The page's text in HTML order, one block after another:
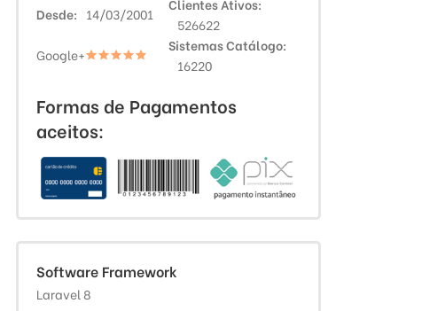
Desde 14/03/2001
Clientes Ativos
526622
Google+
Sistemas Catálogo
16220
Formas de Pagamentos
aceitos:
Software Framework
Laravel 8